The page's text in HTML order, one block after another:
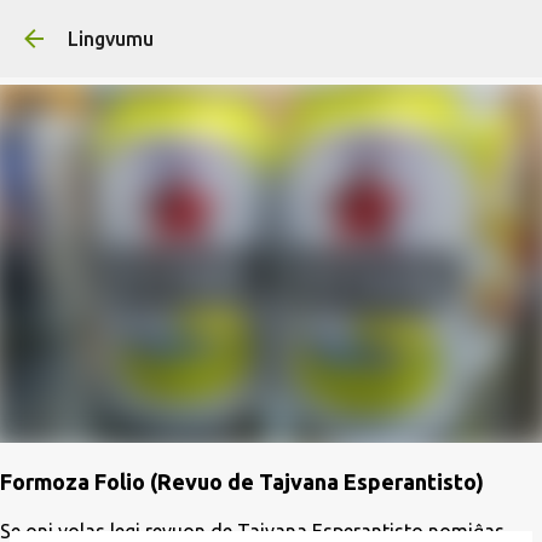
Lingvumu
Formoza Folio (Revuo de Tajvana Esperantisto)
Se oni volas legi revuon de Tajvana Esperantisto nomiĝas